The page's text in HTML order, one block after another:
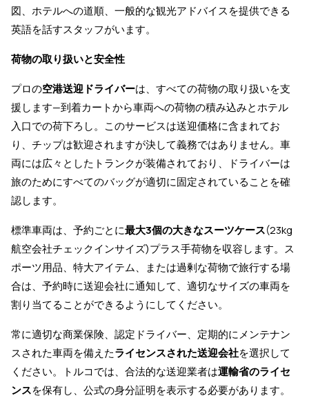
図、ホテルへの道順、一般的な観光アドバイスを提供できる
英語を話すスタッフがいます。
荷物の取り扱いと安全性
プロの空港送迎ドライバーは、すべての荷物の取り扱いを支
援します—到着カートから車両への荷物の積み込みとホテル
入口での荷下ろし。このサービスは送迎価格に含まれてお
り、チップは歓迎されますが決して義務ではありません。車
両には広々としたトランクが装備されており、ドライバーは
旅のためにすべてのバッグが適切に固定されていることを確
認します。
標準車両は、予約ごとに最大3個の大きなスーツケース(23kg
航空会社チェックインサイズ)プラス手荷物を収容します。ス
ポーツ用品、特大アイテム、または過剰な荷物で旅行する場
合は、予約時に送迎会社に通知して、適切なサイズの車両を
割り当てることができるようにしてください。
常に適切な商業保険、認定ドライバー、定期的にメンテナン
スされた車両を備えたライセンスされた送迎会社を選択して
ください。トルコでは、合法的な送迎業者は運輸省のライセ
ンスを保有し、公式の身分証明を表示する必要があります。